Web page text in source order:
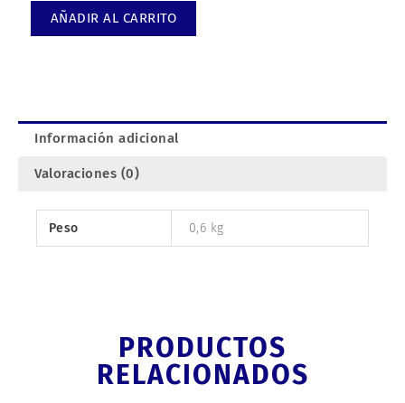
Corvette.
AÑADIR AL CARRITO
Información adicional
Valoraciones (0)
Peso 0,6 kg
PRODUCTOS
RELACIONADOS